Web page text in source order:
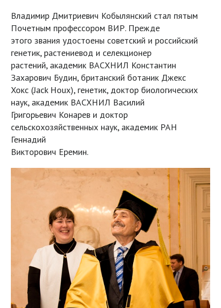
Владимир Дмитриевич Кобылянский стал пятым
Почетным профессором ВИР. Прежде
этого звания удостоены советский и российский
генетик, растениевод и селекционер
растений, академик ВАСХНИЛ Константин
Захарович Будин, британский ботаник Джекс
Хокс (Jack Houx), генетик, доктор биологических
наук, академик ВАСХНИЛ Василий
Григорьевич Конарев и доктор
сельскохозяйственных наук, академик РАН
Геннадий
Викторович Еремин.